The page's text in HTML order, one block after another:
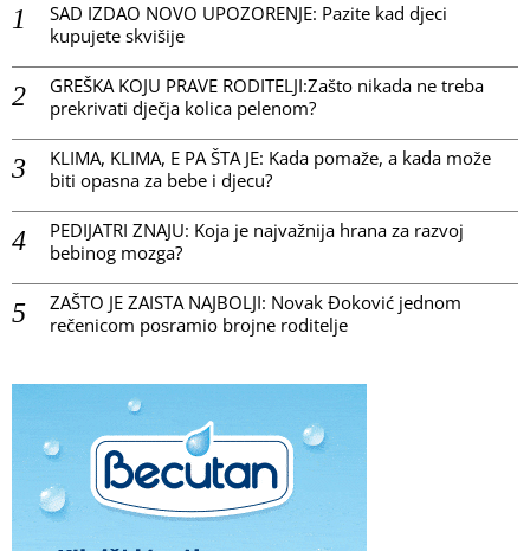
SAD IZDAO NOVO UPOZORENJE: Pazite kad djeci
kupujete skvišije
GREŠKA KOJU PRAVE RODITELJI:Zašto nikada ne treba
prekrivati dječja kolica pelenom?
KLIMA, KLIMA, E PA ŠTA JE: Kada pomaže, a kada može
biti opasna za bebe i djecu?
PEDIJATRI ZNAJU: Koja je najvažnija hrana za razvoj
bebinog mozga?
ZAŠTO JE ZAISTA NAJBOLJI: Novak Đoković jednom
rečenicom posramio brojne roditelje